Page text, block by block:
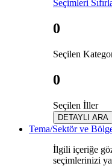
Seçimleri
0
Seçilen
0
Seçilen İller
DETAYLI ARA
Tema/Sektör ve
İlgili içeriğe
seçimlerinizi